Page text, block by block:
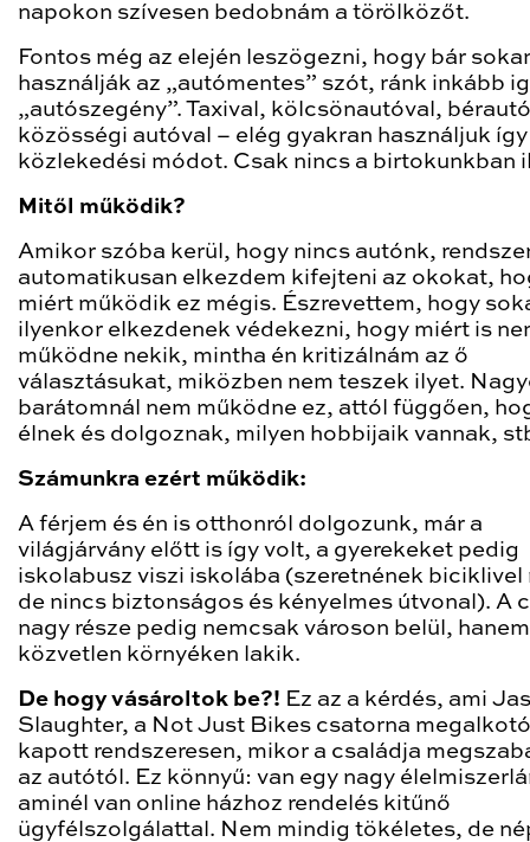
napokon szívesen bedobnám a törölközőt.
Fontos még az elején leszögezni, hogy bár
használják az „autómentes” szót, ránk inkább
„autószegény”. Taxival, kölcsönautóval,
közösségi autóval – elég gyakran használjuk így
közlekedési módot. Csak nincs a birtokunkban
Mitől működik?
Amikor szóba kerül, hogy nincs autónk,
automatikusan elkezdem kifejteni az okokat,
miért működik ez mégis. Észrevettem, hogy
ilyenkor elkezdenek védekezni, hogy miért is
működne nekik, mintha én kritizálnám az ő
választásukat, miközben nem teszek ilyet.
barátomnál nem működne ez, attól függően,
élnek és dolgoznak, milyen hobbijaik vannak,
Számunkra ezért működik:
A férjem és én is otthonról dolgozunk, már a
világjárvány előtt is így volt, a gyerekeket pedig
iskolabusz viszi iskolába (szeretnének biciklivel
de nincs biztonságos és kényelmes útvonal). A
nagy része pedig nemcsak városon belül,
közvetlen környéken lakik.
De hogy vásároltok be?! Ez az a kérdés, ami
Slaughter, a Not Just Bikes csatorna
kapott rendszeresen, mikor a családja
az autótól. Ez könnyű: van egy nagy
aminél van online házhoz rendelés kitűnő
ügyfélszolgálattal. Nem mindig tökéletes, de